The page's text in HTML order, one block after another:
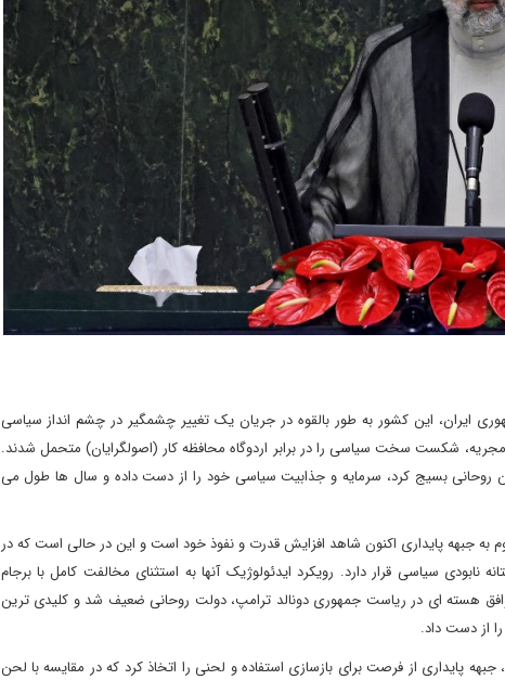
ایران، این کشور به طور بالقوه در جریان یک تغییر چشمگیر در چشم انداز سیاسی
شکست سخت سیاسی را در برابر اردوگاه محافظه کار (اصولگرایان) متحمل شدند.
بسیج کرد، سرمایه و جذابیت سیاسی خود را از دست داده و سال ها طول می
به جبهه پایداری اکنون شاهد افزایش قدرت و نفوذ خود است و این در حالی است که در
سیاسی قرار دارد. رویکرد ایدئولوژیک آنها به استثنای مخالفت کامل با برجام
هسته ای در ریاست جمهوری دونالد ترامپ، دولت روحانی ضعیف شد و کلیدی ترین
از دست داد.
پایداری از فرصت برای بازسازی استفاده و لحنی را اتخاذ کرد که در مقایسه با لحن